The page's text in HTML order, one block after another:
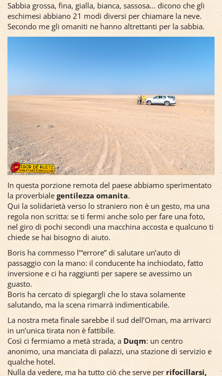
Sabbia grossa, fina, gialla, bianca, sassosa... dicono che gli
eschimesi abbiano 21 modi diversi per chiamare la neve.
Secondo me gli omaniti ne hanno altrettanti per la sabbia.
In questa porzione remota del paese abbiamo sperimentato
la proverbiale gentilezza omanita.
Qui la solidarietà verso lo straniero non è un gesto, ma una
regola non scritta: se ti fermi anche solo per fare una foto,
nel giro di pochi secondi una macchina accosta e qualcuno ti
chiede se hai bisogno di aiuto.
Boris ha commesso l’“errore” di salutare un’auto di
passaggio con la mano: il conducente ha inchiodato, fatto
inversione e ci ha raggiunti per sapere se avessimo un
guasto.
Boris ha cercato di spiegargli che lo stava solamente
salutando, ma la scena rimarrà indimenticabile.
La nostra meta finale sarebbe il sud dell’Oman, ma arrivarci
in un’unica tirata non è fattibile.
Così ci fermiamo a metà strada, a Duqm: un centro
anonimo, una manciata di palazzi, una stazione di servizio e
qualche hotel.
Nulla da vedere, ma ha tutto ciò che serve per rifocillarsi,